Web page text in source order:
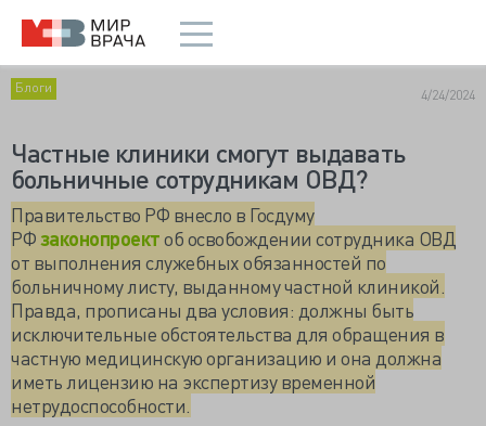
Блоги 4/24/2024
Частные клиники смогут выдавать
больничные сотрудникам ОВД?
Правительство РФ внесло в Госдуму
РФзаконопроектоб освобождении сотрудника ОВД
от выполнения служебных обязанностей по
больничному листу, выданному частной клиникой.
Правда, прописаны два условия: должны быть
исключительные обстоятельства для обращения в
частную медицинскую организацию и она должна
иметь лицензию на экспертизу временной
нетрудоспособности.